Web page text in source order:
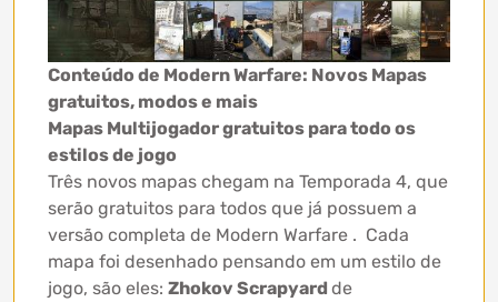
Conteúdo de Modern Warfare: Novos Mapas
gratuitos, modos e mais
Mapas Multijogador gratuitos para todo os
estilos de jogo
Três novos mapas chegam na Temporada 4, que
serão gratuitos para todos que já possuem a
versão completa de Modern Warfare . Cada
mapa foi desenhado pensando em um estilo de
jogo, são eles: Zhokov Scrapyard de